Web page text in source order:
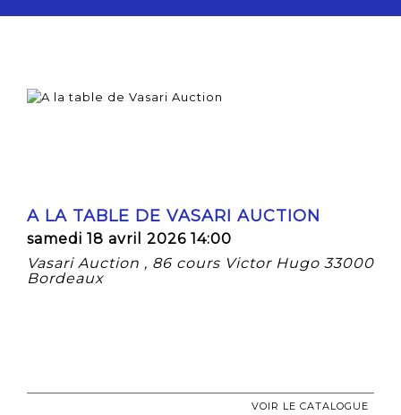
A LA TABLE DE VASARI AUCTION
samedi 18 avril 2026 14:00
Vasari Auction , 86 cours Victor Hugo 33000
Bordeaux
VOIR LE CATALOGUE